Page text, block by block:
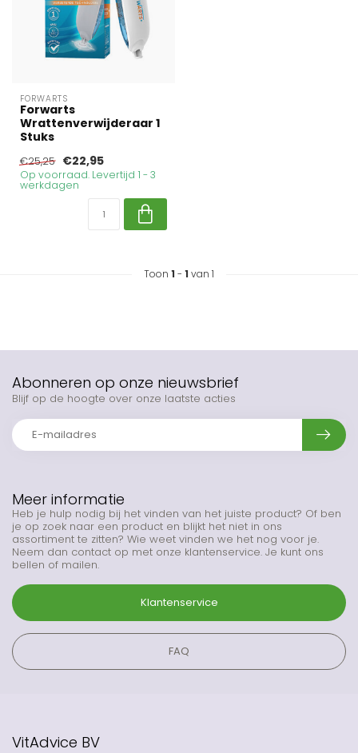
FORWARTS
Forwarts
Wrattenverwijderaar 1
Stuks
€25,25 €22,95
Op voorraad. Levertijd 1 - 3
werkdagen
Toon 1 - 1 van 1
Meer informatie
Heb je hulp nodig bij het vinden van het juiste product? Of ben
je op zoek naar een product en blijkt het niet in ons
assortiment te zitten? Wie weet vinden we het nog voor je.
Neem dan contact op met onze klantenservice. Je kunt ons
bellen of mailen.
Klantenservice
FAQ
Abonneren op onze nieuwsbrief
Blijf op de hoogte over onze laatste acties
VitAdvice BV